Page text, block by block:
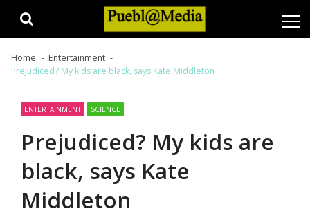
Home
Entertainment
Prejudiced? My kids are black, says Kate Middleton
ENTERTAINMENT SCIENCE
Prejudiced? My kids are
black, says Kate
Middleton